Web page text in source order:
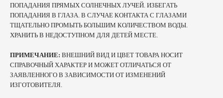
ПОПАДАНИЯ ПРЯМЫХ СОЛНЕЧНЫХ ЛУЧЕЙ. ИЗБЕГАТЬ
ПОПАДАНИЯ В ГЛАЗА. В СЛУЧАЕ КОНТАКТА С ГЛАЗАМИ
ТЩАТЕЛЬНО ПРОМЫТЬ БОЛЬШИМ КОЛИЧЕСТВОМ ВОДЫ.
ХРАНИТЬ В НЕДОСТУПНОМ ДЛЯ ДЕТЕЙ МЕСТЕ.
ПРИМЕЧАНИЕ: ВНЕШНИЙ ВИД И ЦВЕТ ТОВАРА НОСИТ
СПРАВОЧНЫЙ ХАРАКТЕР И МОЖЕТ ОТЛИЧАТЬСЯ ОТ
ЗАЯВЛЕННОГО В ЗАВИСИМОСТИ ОТ ИЗМЕНЕНИЙ
ИЗГОТОВИТЕЛЯ.